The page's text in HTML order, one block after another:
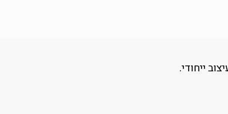
ייחודי.